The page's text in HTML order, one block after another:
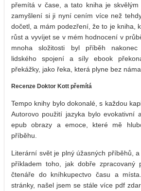
přemítá v čase, a tato kniha je
zamyšlení si ji nyní cením více než
dočetl, a mám podezření, že to je kniha,
růst a vyvíjet se v mém hodnocení v
mnoha složitosti byl příběh nakonec
lidského spojení a síly ebook
překážky, jako řeka, která plyne bez
Recenze Doktor Kott přemítá
Tempo knihy bylo dokonalé, s každou
Autorovo použití jazyka bylo evokativní
epub obrazy a emoce, které mě
příběhu.
Literární svět je plný úžasných příběhů,
příkladem toho, jak dobře zpracovaný
čtenáře do kníhkupectvo času a
stránky, našel jsem se stále více pdf